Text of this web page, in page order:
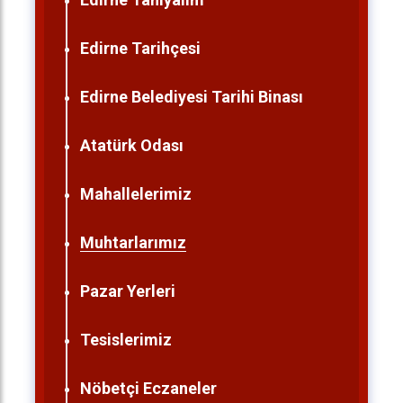
Edirne Tarihçesi
Edirne Belediyesi Tarihi Binası
Atatürk Odası
Mahallelerimiz
Muhtarlarımız
Pazar Yerleri
Tesislerimiz
Nöbetçi Eczaneler